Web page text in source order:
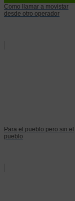
Como llamar a movistar
desde otro operador
Para el pueblo pero sin el
pueblo